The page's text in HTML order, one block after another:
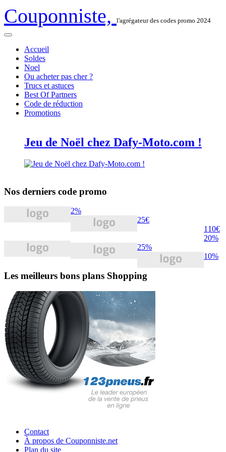
Couponniste, l'agrégateur des codes promo 2024
Accueil
Soldes
Noel
Ou acheter pas cher ?
Trucs et astuces
Best Of Partners
Code de réduction
Promotions
Jeu de Noël chez Dafy-Moto.com !
Nos derniers code promo
2%
25€
110€
20%
25%
10%
Les meilleurs bons plans Shopping
Contact
À propos de Couponniste.net
Plan du site